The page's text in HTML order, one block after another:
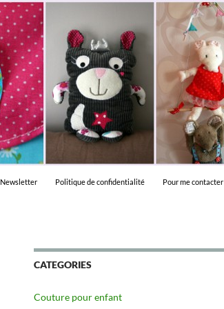
Newsletter Politique de confidentialité Pour me contacter
CATEGORIES
Couture pour enfant